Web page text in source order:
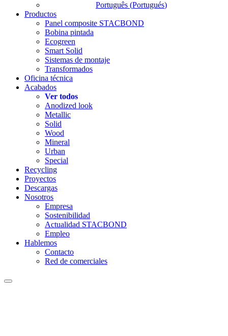
Português (Portugués)
Productos
Panel composite STACBOND
Bobina pintada
Ecogreen
Smart Solid
Sistemas de montaje
Transformados
Oficina técnica
Acabados
Ver todos
Anodized look
Metallic
Solid
Wood
Mineral
Urban
Special
Recycling
Proyectos
Descargas
Nosotros
Empresa
Sostenibilidad
Actualidad STACBOND
Empleo
Hablemos
Contacto
Red de comerciales